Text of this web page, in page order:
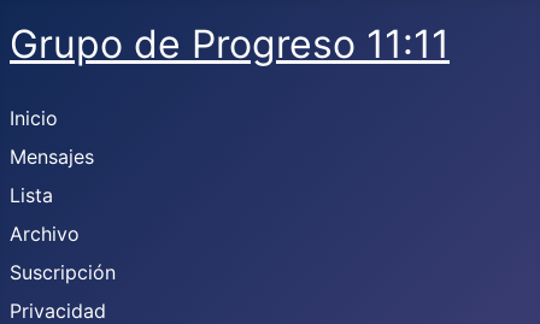
Grupo de Progreso 11:11
Inicio
Mensajes
Lista
Archivo
Suscripción
Privacidad